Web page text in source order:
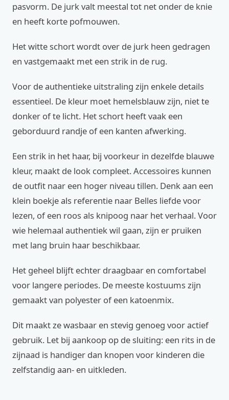
pasvorm. De jurk valt meestal tot net onder de knie
en heeft korte pofmouwen.
Het witte schort wordt over de jurk heen gedragen
en vastgemaakt met een strik in de rug.
Voor de authentieke uitstraling zijn enkele details
essentieel. De kleur moet hemelsblauw zijn, niet te
donker of te licht. Het schort heeft vaak een
geborduurd randje of een kanten afwerking.
Een strik in het haar, bij voorkeur in dezelfde blauwe
kleur, maakt de look compleet. Accessoires kunnen
de outfit naar een hoger niveau tillen. Denk aan een
klein boekje als referentie naar Belles liefde voor
lezen, of een roos als knipoog naar het verhaal. Voor
wie helemaal authentiek wil gaan, zijn er pruiken
met lang bruin haar beschikbaar.
Het geheel blijft echter draagbaar en comfortabel
voor langere periodes. De meeste kostuums zijn
gemaakt van polyester of een katoenmix.
Dit maakt ze wasbaar en stevig genoeg voor actief
gebruik. Let bij aankoop op de sluiting: een rits in de
zijnaad is handiger dan knopen voor kinderen die
zelfstandig aan- en uitkleden.